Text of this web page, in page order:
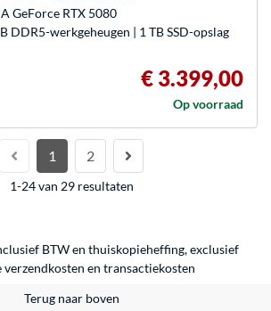
GeForce RTX 5080
DDR5-werkgeheugen | 1 TB SSD-opslag
€ 3.399,00
Op voorraad
1 2
1-24 van 29 resultaten
BTW en thuiskopieheffing, exclusief
verzendkosten en transactiekosten
Terug naar boven